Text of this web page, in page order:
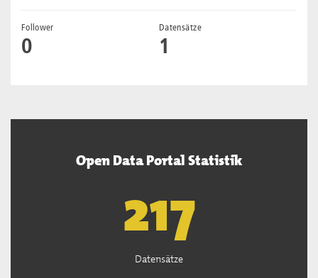
Follower
0
Datensätze
1
Open Data Portal Statistik
220
Datensätze